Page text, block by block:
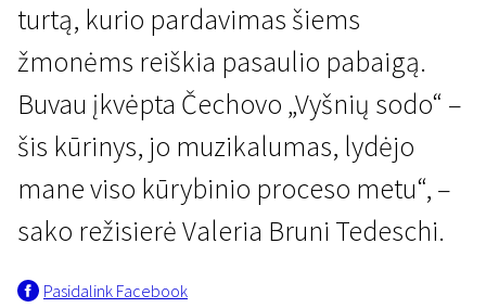
turtą, kurio pardavimas šiems
žmonėms reiškia pasaulio pabaigą.
Buvau įkvėpta Čechovo „Vyšnių sodo“ –
šis kūrinys, jo muzikalumas, lydėjo
mane viso kūrybinio proceso metu“, –
sako režisierė Valeria Bruni Tedeschi.
Pasidalink Facebook